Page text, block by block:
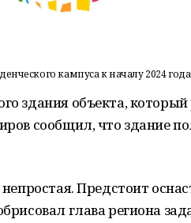
кампуса к началу 2024 года
здания объекта,
сообщил, что здание
Предстоит
глава региона